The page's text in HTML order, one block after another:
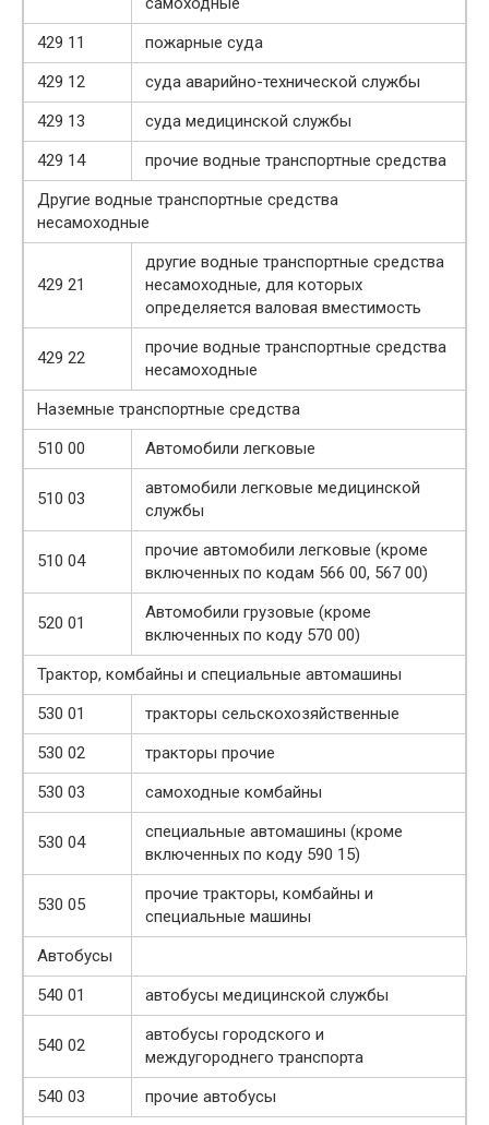
429 11
пожарные суда
429 12
суда аварийно-технической службы
429 13
суда медицинской службы
429 14
прочие водные транспортные средства
Другие водные транспортные средства
несамоходные
429 21
другие водные транспортные средства
несамоходные, для которых
определяется валовая вместимость
429 22
прочие водные транспортные средства
несамоходные
Наземные транспортные средства
510 00
Автомобили легковые
510 03
автомобили легковые медицинской
службы
510 04
прочие автомобили легковые (кроме
включенных по кодам 566 00, 567 00)
520 01
Автомобили грузовые (кроме
включенных по коду 570 00)
Трактор, комбайны и специальные автомашины
530 01
тракторы сельскохозяйственные
530 02
тракторы прочие
530 03
самоходные комбайны
530 04
специальные автомашины (кроме
включенных по коду 590 15)
530 05
прочие тракторы, комбайны и
специальные машины
Автобусы
540 01
автобусы медицинской службы
540 02
автобусы городского и
междугороднего транспорта
540 03
прочие автобусы